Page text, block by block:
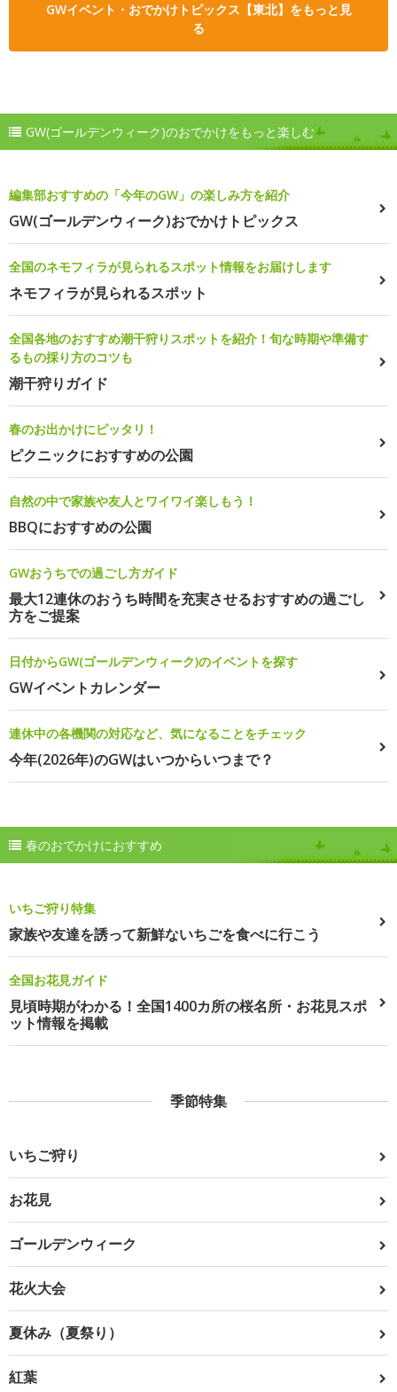
GWイベント・おでかけトピックス【東北】をもっと見
る
GW(ゴールデンウィーク)のおでかけをもっと楽しむ
編集部おすすめの「今年のGW」の楽しみ方を紹介
GW(ゴールデンウィーク)おでかけトピックス
全国のネモフィラが見られるスポット情報をお届けします
ネモフィラが見られるスポット
全国各地のおすすめ潮干狩りスポットを紹介！旬な時期や準備す
るもの採り方のコツも
潮干狩りガイド
春のお出かけにピッタリ！
ピクニックにおすすめの公園
自然の中で家族や友人とワイワイ楽しもう！
BBQにおすすめの公園
GWおうちでの過ごし方ガイド
最大12連休のおうち時間を充実させるおすすめの過ごし
方をご提案
日付からGW(ゴールデンウィーク)のイベントを探す
GWイベントカレンダー
連休中の各機関の対応など、気になることをチェック
今年(2026年)のGWはいつからいつまで？
春のおでかけにおすすめ
いちご狩り特集
家族や友達を誘って新鮮ないちごを食べに行こう
全国お花見ガイド
見頃時期がわかる！全国1400カ所の桜名所・お花見スポ
ット情報を掲載
季節特集
いちご狩り
お花見
ゴールデンウィーク
花火大会
夏休み（夏祭り）
紅葉